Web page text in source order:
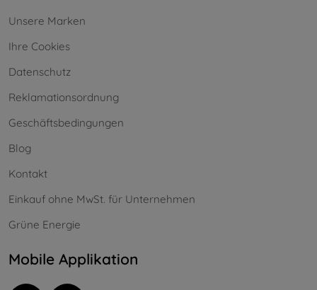
Unsere Marken
Ihre Cookies
Datenschutz
Reklamationsordnung
Geschäftsbedingungen
Blog
Kontakt
Einkauf ohne MwSt. für Unternehmen
Grüne Energie
Mobile Applikation